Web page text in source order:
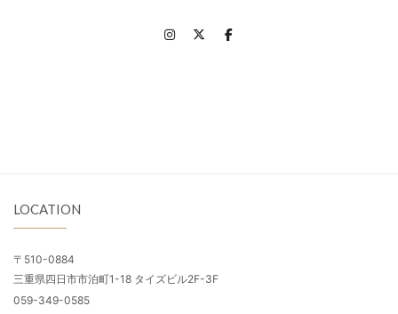
LOCATION
〒510-0884
三重県四日市市泊町1-18 タイズビル2F-3F
059-349-0585